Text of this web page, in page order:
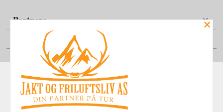
Partnere
Din konto
Frakt Kjøpsbetingelser Sikkerhet og personvern
×